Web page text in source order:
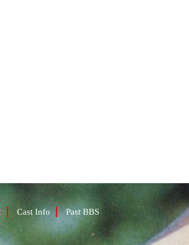
Cast Info Past BBS